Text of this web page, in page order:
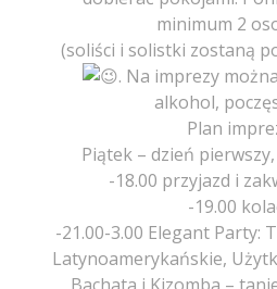
minimum 2
(soliści i solistki zostaną
. Na imprezy
alkohol,
Plan
Piątek – dzień pierwszy,
-18.00 przyjazd i
-19.00
-21.00-3.00 Elegant Party:
Latynoamerykańskie,